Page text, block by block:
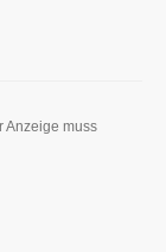
Anzeige muss